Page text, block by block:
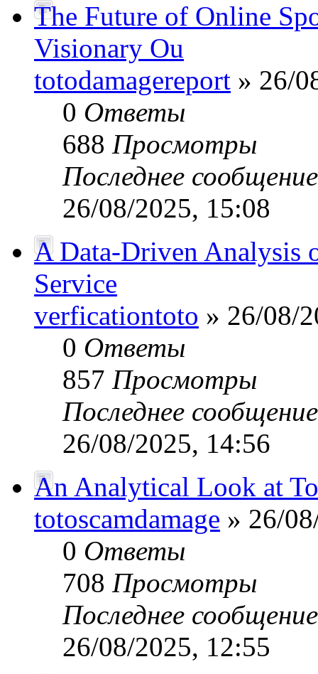
The Future of Online
Visionary Ou
totodamagereport » 26/
0 Ответы
688 Просмотры
Последнее
26/08/2025, 15:08
A Data-Driven Analysis
Service
verficationtoto » 26/08/
0 Ответы
857 Просмотры
Последнее
26/08/2025, 14:56
An Analytical Look at
totoscamdamage » 26/
0 Ответы
708 Просмотры
Последнее
26/08/2025, 12:55